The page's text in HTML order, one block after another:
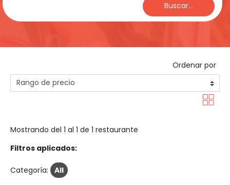
Buscar...
Ordenar por
Mostrando del 1 al 1 de 1 restaurante
Filtros aplicados:
Categoría: All